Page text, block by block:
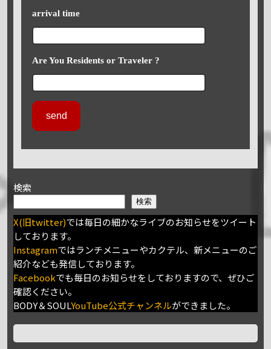
arrival time
Are You Residents or Traveler ?
検索
検索
X(旧twitter)では毎日の細かなライブのお知らせをツイート
しております。
Instagramではランチメニューやカクテル、新メニューのご
紹介なども発信しております。
Facebookでも毎日のお知らせをしておりますので、ぜひご
確認ください。
BODY＆SOULYouTube公式チャンネルができました。